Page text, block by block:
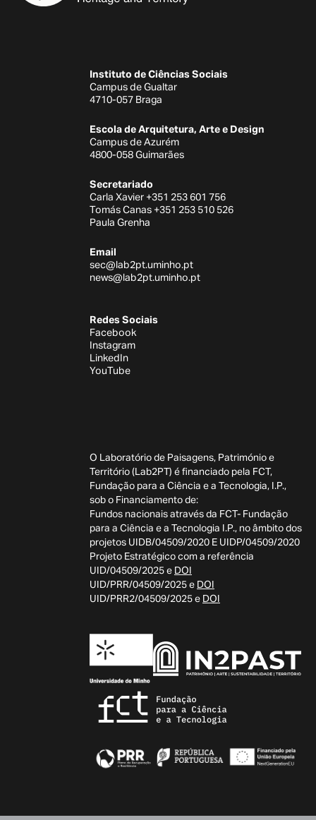
Instituto de Ciências Sociais
Campus de Gualtar
4710-057 Braga
Escola de Arquitetura, Arte e Design
Campus de Azurém
4800-058 Guimarães
Secretariado
Carla Xavier +351 253 601 756
Tomás Canas +351 253 510 526
Paula Grenha
Email
sec@lab2pt.uminho.pt
news@lab2pt.uminho.pt
Redes Sociais
Facebook
Instagram
LinkedIn
YouTube
O Laboratório de Paisagens, Património e
Território (Lab2PT) é financiado pela FCT,
Fundação para a Ciência e a Tecnologia, I.P.,
sob o Financiamento de:
Fundos nacionais através da FCT- Fundação
para a Ciência e a Tecnologia I.P., no âmbito dos
projetos UIDB/04509/2020 E UIDP/04509/2020
Projeto Estratégico com a referência
UID/04509/2025 e DOI
UID/PRR/04509/2025 e DOI
UID/PRR2/04509/2025 e DOI